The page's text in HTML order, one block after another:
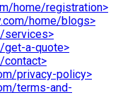
home/registration>
home/blogs>
services>
get-a-quote>
contact>
privacy-policy>
terms-and-